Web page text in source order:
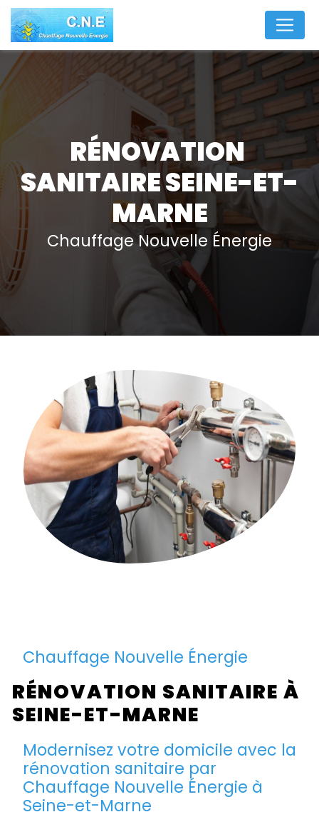
RÉNOVATION
SANITAIRE SEINE-ET-
MARNE
Chauffage Nouvelle Énergie
Chauffage Nouvelle Énergie
RÉNOVATION SANITAIRE À
SEINE-ET-MARNE
Modernisez votre domicile avec la
rénovation sanitaire par
Chauffage Nouvelle Énergie à
Seine-et-Marne
Panneau de gestion des cookies